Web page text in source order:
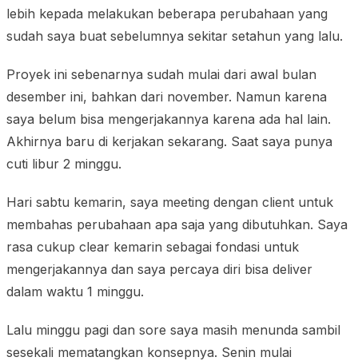
lebih kepada melakukan beberapa perubahaan yang
sudah saya buat sebelumnya sekitar setahun yang lalu.
Proyek ini sebenarnya sudah mulai dari awal bulan
desember ini, bahkan dari november. Namun karena
saya belum bisa mengerjakannya karena ada hal lain.
Akhirnya baru di kerjakan sekarang. Saat saya punya
cuti libur 2 minggu.
Hari sabtu kemarin, saya meeting dengan client untuk
membahas perubahaan apa saja yang dibutuhkan. Saya
rasa cukup clear kemarin sebagai fondasi untuk
mengerjakannya dan saya percaya diri bisa deliver
dalam waktu 1 minggu.
Lalu minggu pagi dan sore saya masih menunda sambil
sesekali mematangkan konsepnya. Senin mulai